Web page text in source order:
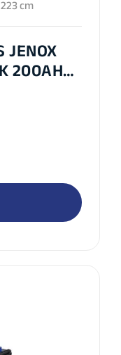
cm
JENOX
200AH